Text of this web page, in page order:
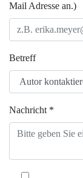
Mail Adresse an.)
Betreff
Nachricht *